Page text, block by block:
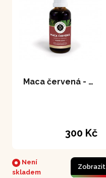
Maca červená - extrakt 50 ml
300 Kč
Není
skladem
Zobrazit